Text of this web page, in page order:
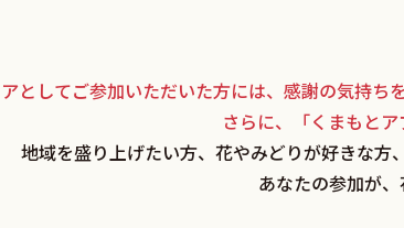
としてご参加いただいた方には、感謝の気持ち
さらに、「くまもと
地域を盛り上げたい方、花やみどりが好きな方
あなたの参加が、